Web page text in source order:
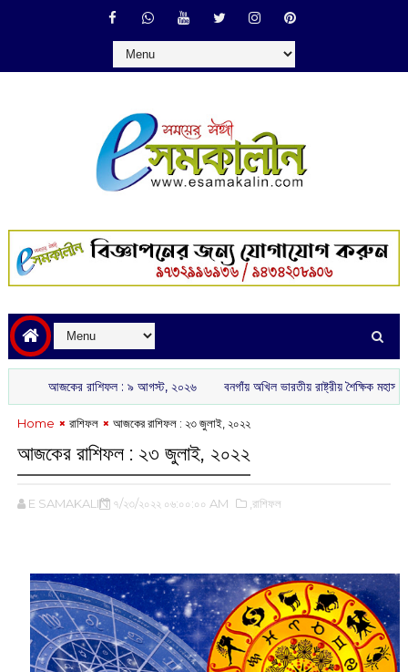
আজকের রাশিফল :‌ ‌‌৯ আগস্ট, ২০২৬ বনগাঁয় অখিল ভারতীয় রাষ্ট্রীয় শৈক্ষিক মহাসঙ্ঘের ‘গুরু
Home রাশিফল আজকের রাশিফল : ২৩ জুলাই, ২০২২
আজকের রাশিফল : ২৩ জুলাই, ২০২২
E SAMAKALIN ৭/২৩/২০২২ ০৬:০০:০০ AM ,রাশিফল